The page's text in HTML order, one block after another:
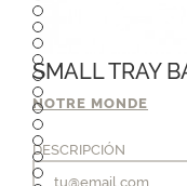
SMALL TRAY
NOTRE MONDE
DESCRIPCIÓN